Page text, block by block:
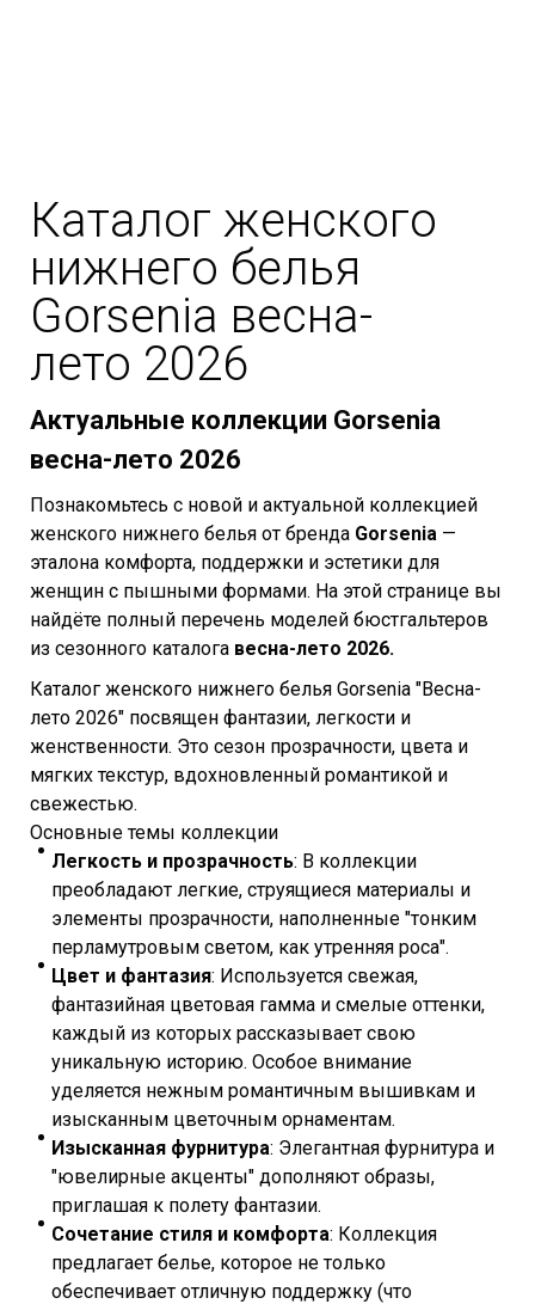
Каталог женского
нижнего белья
Gorsenia весна-
лето 2026
Актуальные коллекции Gorsenia
весна-лето 2026
Познакомьтесь с новой и актуальной коллекцией
женского нижнего белья от бренда Gorsenia —
эталона комфорта, поддержки и эстетики для
женщин с пышными формами. На этой странице вы
найдёте полный перечень моделей бюстгальтеров
из сезонного каталога весна-лето 2026.
Каталог женского нижнего белья Gorsenia "Весна-
лето 2026" посвящен фантазии, легкости и
женственности. Это сезон прозрачности, цвета и
мягких текстур, вдохновленный романтикой и
свежестью.
Основные темы коллекции
Легкость и прозрачность: В коллекции
преобладают легкие, струящиеся материалы и
элементы прозрачности, наполненные "тонким
перламутровым светом, как утренняя роса".
Цвет и фантазия: Используется свежая,
фантазийная цветовая гамма и смелые оттенки,
каждый из которых рассказывает свою
уникальную историю. Особое внимание
уделяется нежным романтичным вышивкам и
изысканным цветочным орнаментам.
Изысканная фурнитура: Элегантная фурнитура и
"ювелирные акценты" дополняют образы,
приглашая к полету фантазии.
Сочетание стиля и комфорта: Коллекция
предлагает белье, которое не только
обеспечивает отличную поддержку (что